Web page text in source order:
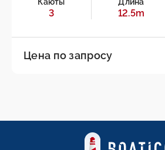
Каюты
3
Длина
12.5m
Цена по запросу